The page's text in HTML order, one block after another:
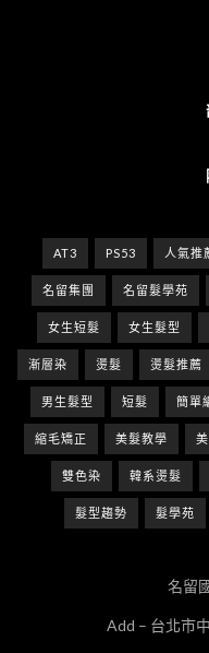
AT3 PS53 人氣推
名留集團 名留髮學苑
女生短髮 女生髮型
漸層染 燙髮 燙髮推薦
男生髮型 短髮 簡單
縮毛矯正 美髮教學
雙色染 韓系燙髮
髮型趨勢 髮學苑
名留
Add – 台北市